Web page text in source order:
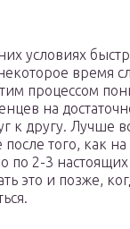
условиях
время
процессом
на
к другу. Лучше
того, как на
по 2-3 настоящих
это и позже,